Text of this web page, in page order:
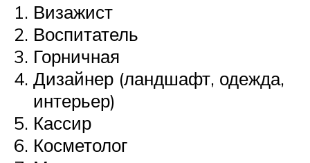
Визажист
Воспитатель
Горничная
Дизайнер (ландшафт, одежда,
интерьер)
Кассир
Косметолог